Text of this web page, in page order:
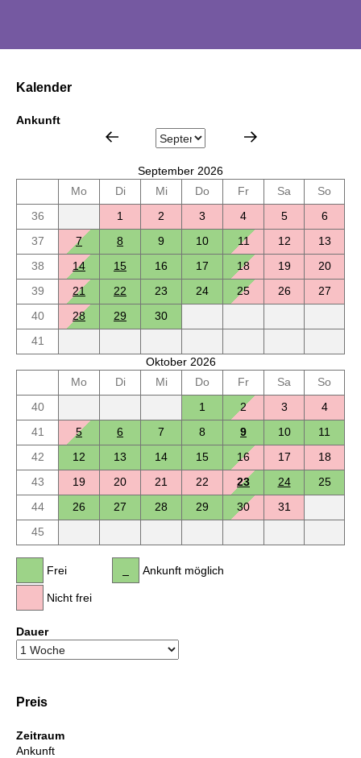
Kalender
Ankunft
September 2026
Mo
Di Mi Do Fr Sa
So
36
1 2 3 4 5
6
37
7 8 9 10 11 12
13
38
14 15 16 17 18 19
20
39
21 22 23 24 25 26
27
40
28 29
30
41
Oktober 2026
Mo
Di Mi Do Fr Sa
So
40
1 2 3
4
41
5 6 7 8 9 10
11
42
12 13 14 15 16 17
18
43
19 20 21 22 23 24
25
44
26 27 28 29 30
31
45
Frei
Nicht frei
Ankunft möglich
Dauer
Preis
Zeitraum
Ankunft